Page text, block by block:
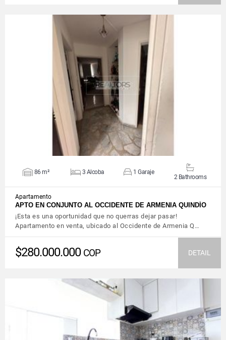
VIEW DETAILS
86 m² 3 Alcoba 1 Garaje
2 Bathrooms
Apartamento
APTO EN CONJUNTO AL OCCIDENTE DE ARMENIA QUINDÍO
¡Esta es una oportunidad que no querras dejar pasar!
Apartamento en venta, ubicado al Occidente de Armenia Q…
$280.000.000 COP DETAIL